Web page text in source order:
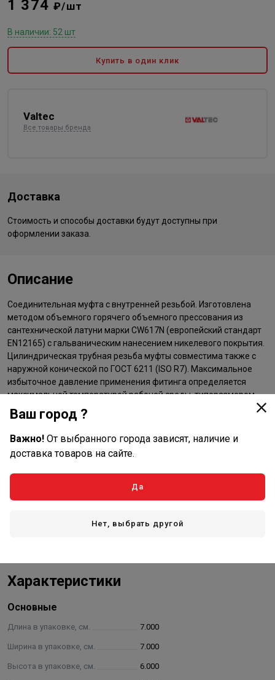
1 374₽/шт
В наличии: 52 шт
Купить в один клик
Valtec
Все товары бренда
Доставка
Стоимость и способы доставки будут доступны при
оформлении заказа.
Описание
Соединительная муфта с внутренней резьбой. Изготовлена
методом объемного горячего объемного прессования из
сантехнической латуни марки CW617N (европейский стандарт
EN12165) с гальваническим нанесением никелевого покрытия.
Цилиндрическая трубная резьба муфты совместима также с
наружной конической по ГОСТ 6211 (ISO R7). Максимальное
избыточное давление применения фитинга определяется
максимальной температурой рабочей среды, типоразмером
изделия (условным диаметром до/более 1”): при 120 °С –
40/25, 200 – 3,0/2,7, 250 – 2,7/1,7 бар.
Характеристики
Основные
Длина в упаковке, см. 7.000
Ширина в упаковке, см. 7.000
Высота в упаковке, см. 6.000
Ваш город ?
Важно! От выбранного города зависят, наличие и
доставка товаров на сайте.
Да
Нет, выбрать другой